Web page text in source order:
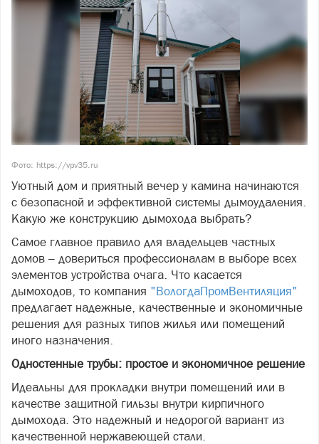
Фото: https://vpv35.ru
Уютный дом и приятный вечер у камина начинаются
с безопасной и эффективной системы дымоудаления.
Какую же конструкцию дымохода выбрать?
Самое главное правило для владельцев частных
домов – довериться профессионалам в выборе всех
элементов устройства очага. Что касается
дымоходов, то компания "ВологдаПромВентиляция"
предлагает надежные, качественные и экономичные
решения для разных типов жилья или помещений
иного назначения.
Одностенные трубы: простое и экономичное решение
Идеальны для прокладки внутри помещений или в
качестве защитной гильзы внутри кирпичного
дымохода. Это надежный и недорогой вариант из
качественной нержавеющей стали.